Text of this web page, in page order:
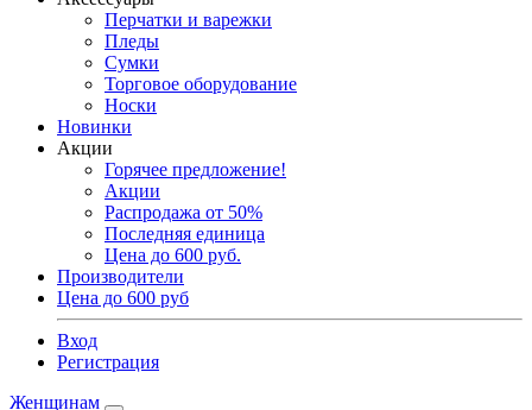
Перчатки и варежки
Пледы
Сумки
Торговое оборудование
Носки
Новинки
Акции
Горячее предложение!
Акции
Распродажа от 50%
Последняя единица
Цена до 600 руб.
Производители
Цена до 600 руб
Вход
Регистрация
Женщинам